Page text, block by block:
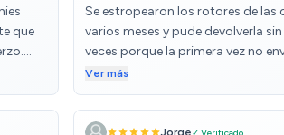
que
Se estropearon los rotores de las
varios meses y pude devolverla
veces porque la primera vez no
estaba bien y pensé que no hacía
comprobar la avería me han
superior y todo bien organizado
puntualmente. Un servicio
Ver más
Jorge✓ Verificado